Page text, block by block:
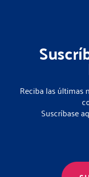
Reciba las últimas
Suscríbase